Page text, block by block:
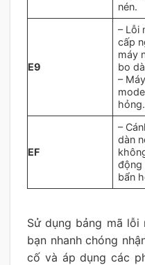
nén.
E9
– Lỗi
cấp
máy
bo
–
hỏng.
EF
–
dàn
động
bẩn
Sử dụng bảng mã lỗi
bạn nhanh chóng
cố và áp dụng các